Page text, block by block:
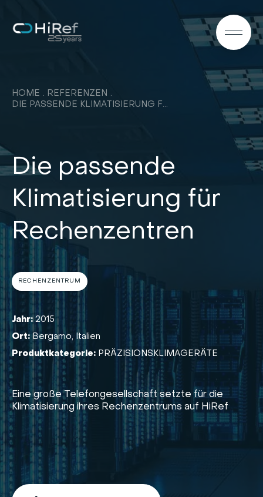
HOME
REFERENZEN
DIE PASSENDE KLIMATISIERUNG FUR RECHENZENTREN
Die passende
Klimatisierung für
Rechenzentren
RECHENZENTRUM
Jahr: 2015
Ort: Bergamo, Italien
Produktkategorie: PRÄZISIONSKLIMAGERÄTE
Eine große Telefongesellschaft setzte für die
Klimatisierung ihres Rechenzentrums auf HiRef